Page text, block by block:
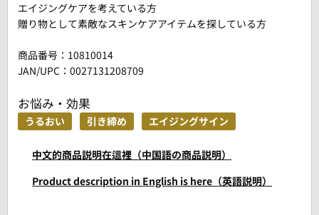
エイジングケアを考えている方
贈り物として素敵なスキンケアアイテムを探している方
商品番号： 10810014
JAN/UPC：0027131208709
お悩み・効果
うるおい 引き締め エイジングサイン
中文的商品説明在這裡（中国語の商品説明）
Product description in English is here（英語説明）